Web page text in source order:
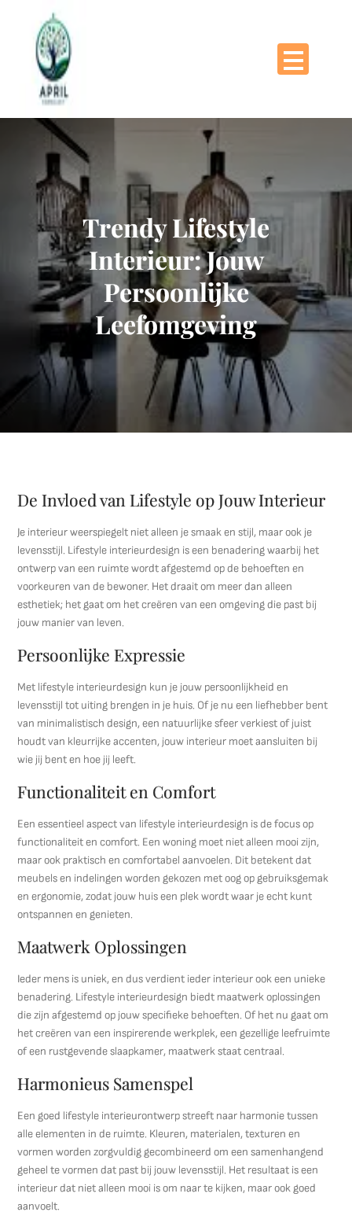
Trendy Lifestyle
Interieur: Jouw
Persoonlijke
Leefomgeving
De Invloed van Lifestyle op Jouw Interieur
Je interieur weerspiegelt niet alleen je smaak en stijl, maar ook je
levensstijl. Lifestyle interieurdesign is een benadering waarbij het
ontwerp van een ruimte wordt afgestemd op de behoeften en
voorkeuren van de bewoner. Het draait om meer dan alleen
esthetiek; het gaat om het creëren van een omgeving die past bij
jouw manier van leven.
Persoonlijke Expressie
Met lifestyle interieurdesign kun je jouw persoonlijkheid en
levensstijl tot uiting brengen in je huis. Of je nu een liefhebber bent
van minimalistisch design, een natuurlijke sfeer verkiest of juist
houdt van kleurrijke accenten, jouw interieur moet aansluiten bij
wie jij bent en hoe jij leeft.
Functionaliteit en Comfort
Een essentieel aspect van lifestyle interieurdesign is de focus op
functionaliteit en comfort. Een woning moet niet alleen mooi zijn,
maar ook praktisch en comfortabel aanvoelen. Dit betekent dat
meubels en indelingen worden gekozen met oog op gebruiksgemak
en ergonomie, zodat jouw huis een plek wordt waar je echt kunt
ontspannen en genieten.
Maatwerk Oplossingen
Ieder mens is uniek, en dus verdient ieder interieur ook een unieke
benadering. Lifestyle interieurdesign biedt maatwerk oplossingen
die zijn afgestemd op jouw specifieke behoeften. Of het nu gaat om
het creëren van een inspirerende werkplek, een gezellige leefruimte
of een rustgevende slaapkamer, maatwerk staat centraal.
Harmonieus Samenspel
Een goed lifestyle interieurontwerp streeft naar harmonie tussen
alle elementen in de ruimte. Kleuren, materialen, texturen en
vormen worden zorgvuldig gecombineerd om een samenhangend
geheel te vormen dat past bij jouw levensstijl. Het resultaat is een
interieur dat niet alleen mooi is om naar te kijken, maar ook goed
aanvoelt.